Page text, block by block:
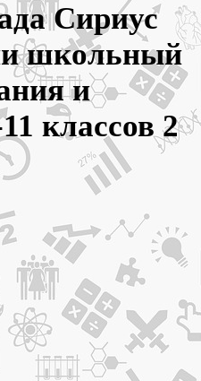
Сириус
школьный
и
классов 2